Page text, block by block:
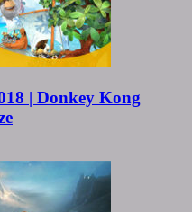
| Donkey Kong